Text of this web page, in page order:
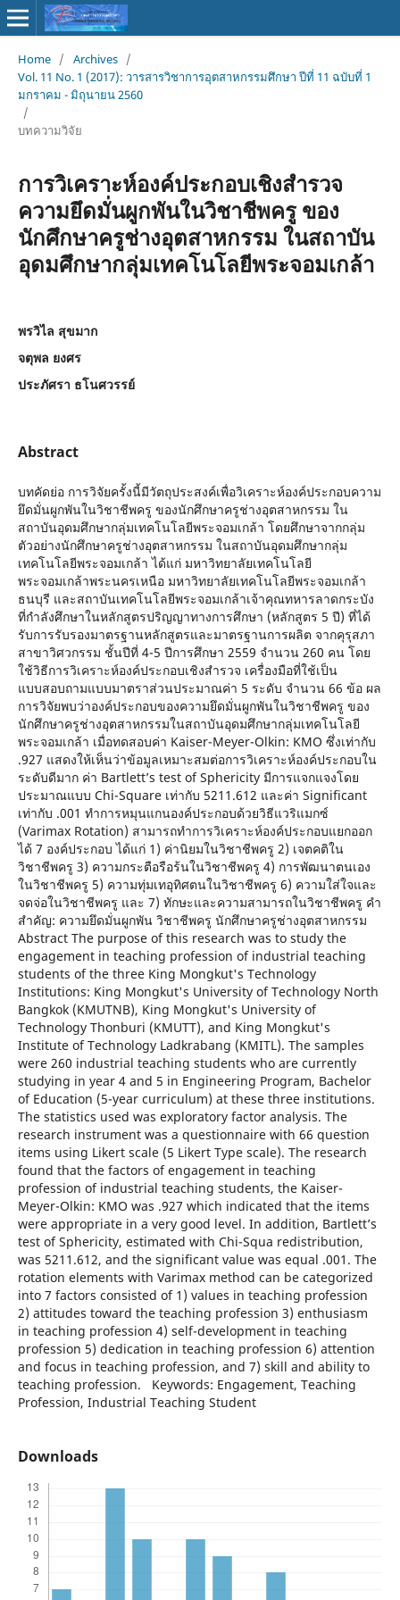
Home / Archives /
Vol. 11 No. 1 (2017): วารสารวิชาการอุตสาหกรรมศึกษา ปีที่ 11 ฉบับที่ 1
มกราคม - มิถุนายน 2560
/
บทความวิจัย
การวิเคราะห์องค์ประกอบเชิงสำรวจ
ความยึดมั่นผูกพันในวิชาชีพครู ของ
นักศึกษาครูช่างอุตสาหกรรม ในสถาบัน
อุดมศึกษากลุ่มเทคโนโลยีพระจอมเกล้า
พรวิไล สุขมาก
จตุพล ยงศร
ประภัศรา ธโนศวรรย์
Abstract
บทคัดย่อ การวิจัยครั้งนี้มีวัตถุประสงค์เพื่อวิเคราะห์องค์ประกอบความ
ยึดมั่นผูกพันในวิชาชีพครู ของนักศึกษาครูช่างอุตสาหกรรม ใน
สถาบันอุดมศึกษากลุ่มเทคโนโลยีพระจอมเกล้า โดยศึกษาจากกลุ่ม
ตัวอย่างนักศึกษาครูช่างอุตสาหกรรม ในสถาบันอุดมศึกษากลุ่ม
เทคโนโลยีพระจอมเกล้า ได้แก่ มหาวิทยาลัยเทคโนโลยี
พระจอมเกล้าพระนครเหนือ มหาวิทยาลัยเทคโนโลยีพระจอมเกล้า
ธนบุรี และสถาบันเทคโนโลยีพระจอมเกล้าเจ้าคุณทหารลาดกระบัง
ที่กำลังศึกษาในหลักสูตรปริญญาทางการศึกษา (หลักสูตร 5 ปี) ที่ได้
รับการรับรองมาตรฐานหลักสูตรและมาตรฐานการผลิต จากคุรุสภา
สาขาวิศวกรรม ชั้นปีที่ 4-5 ปีการศึกษา 2559 จำนวน 260 คน โดย
ใช้วิธีการวิเคราะห์องค์ประกอบเชิงสำรวจ เครื่องมือที่ใช้เป็น
แบบสอบถามแบบมาตราส่วนประมาณค่า 5 ระดับ จำนวน 66 ข้อ ผล
การวิจัยพบว่าองค์ประกอบของความยึดมั่นผูกพันในวิชาชีพครู ของ
นักศึกษาครูช่างอุตสาหกรรมในสถาบันอุดมศึกษากลุ่มเทคโนโลยี
พระจอมเกล้า เมื่อทดสอบค่า Kaiser-Meyer-Olkin: KMO ซึ่งเท่ากับ
.927 แสดงให้เห็นว่าข้อมูลเหมาะสมต่อการวิเคราะห์องค์ประกอบใน
ระดับดีมาก ค่า Bartlett’s test of Sphericity มีการแจกแจงโดย
ประมาณแบบ Chi-Square เท่ากับ 5211.612 และค่า Significant
เท่ากับ .001 ทำการหมุนแกนองค์ประกอบด้วยวิธีแวริแมกซ์
(Varimax Rotation) สามารถทำการวิเคราะห์องค์ประกอบแยกออก
ได้ 7 องค์ประกอบ ได้แก่ 1) ค่านิยมในวิชาชีพครู 2) เจตคติใน
วิชาชีพครู 3) ความกระตือรือร้นในวิชาชีพครู 4) การพัฒนาตนเอง
ในวิชาชีพครู 5) ความทุ่มเทอุทิศตนในวิชาชีพครู 6) ความใส่ใจและ
จดจ่อในวิชาชีพครู และ 7) ทักษะและความสามารถในวิชาชีพครู คำ
สำคัญ: ความยึดมั่นผูกพัน วิชาชีพครู นักศึกษาครูช่างอุตสาหกรรม
Abstract The purpose of this research was to study the
engagement in teaching profession of industrial teaching
students of the three King Mongkut's Technology
Institutions: King Mongkut's University of Technology North
Bangkok (KMUTNB), King Mongkut's University of
Technology Thonburi (KMUTT), and King Mongkut's
Institute of Technology Ladkrabang (KMITL). The samples
were 260 industrial teaching students who are currently
studying in year 4 and 5 in Engineering Program, Bachelor
of Education (5-year curriculum) at these three institutions.
The statistics used was exploratory factor analysis. The
research instrument was a questionnaire with 66 question
items using Likert scale (5 Likert Type scale). The research
found that the factors of engagement in teaching
profession of industrial teaching students, the Kaiser-
Meyer-Olkin: KMO was .927 which indicated that the items
were appropriate in a very good level. In addition, Bartlett’s
test of Sphericity, estimated with Chi-Squa redistribution,
was 5211.612, and the significant value was equal .001. The
rotation elements with Varimax method can be categorized
into 7 factors consisted of 1) values in teaching profession
2) attitudes toward the teaching profession 3) enthusiasm
in teaching profession 4) self-development in teaching
profession 5) dedication in teaching profession 6) attention
and focus in teaching profession, and 7) skill and ability to
teaching profession. Keywords: Engagement, Teaching
Profession, Industrial Teaching Student
Downloads